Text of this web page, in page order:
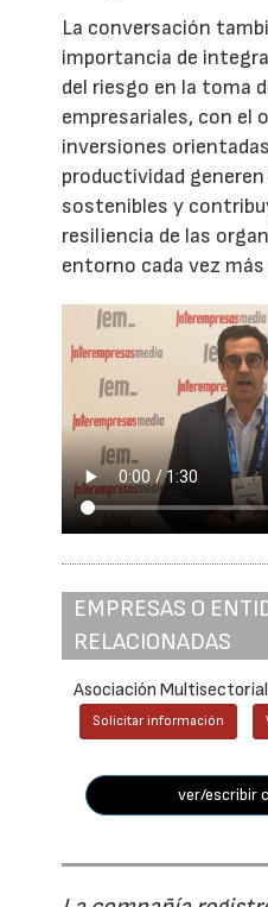
La conversación
importancia de
del riesgo en la toma
empresariales, con el
inversiones
productividad
sostenibles y
resiliencia de las
entorno cada vez
EMPRESAS O
RELACIONADAS
Asociación
Solicitar información
ver/escribir